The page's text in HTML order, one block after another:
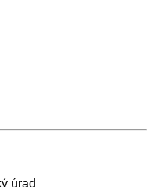
úrad